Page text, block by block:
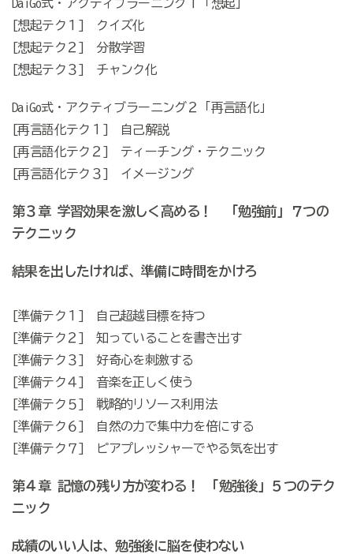
DaiGo式・アクティブラーニング１「想起」
[想起テク１] クイズ化
[想起テク２] 分散学習
[想起テク３] チャンク化
DaiGo式・アクティブラーニング２「再言語化」
[再言語化テク１] 自己解説
[再言語化テク２] ティーチング・テクニック
[再言語化テク３] イメージング
第３章 学習効果を激しく高める！ 「勉強前」７つの
テクニック
結果を出したければ、準備に時間をかけろ
[準備テク１] 自己超越目標を持つ
[準備テク２] 知っていることを書き出す
[準備テク３] 好奇心を刺激する
[準備テク４] 音楽を正しく使う
[準備テク５] 戦略的リソース利用法
[準備テク６] 自然の力で集中力を倍にする
[準備テク７] ピアプレッシャーでやる気を出す
第４章 記憶の残り方が変わる！ 「勉強後」５つのテク
ニック
成績のいい人は、勉強後に脳を使わない